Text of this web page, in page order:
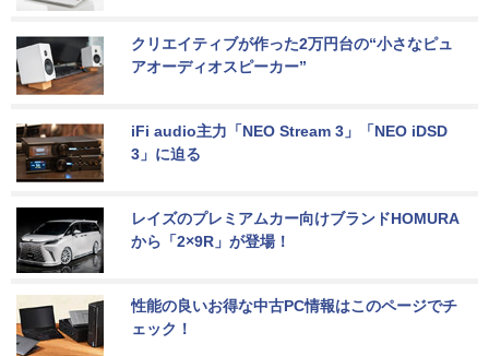
クリエイティブが作った2万円台の“小さなピュ
アオーディオスピーカー”
iFi audio主力「NEO Stream 3」「NEO iDSD
3」に迫る
レイズのプレミアムカー向けブランドHOMURA
から「2×9R」が登場！
性能の良いお得な中古PC情報はこのページでチ
ェック！